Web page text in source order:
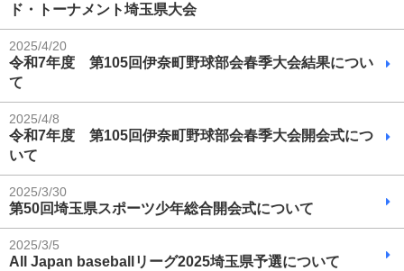
ド・トーナメント埼玉県大会
2025/4/20
令和7年度 第105回伊奈町野球部会春季大会結果につい
て
2025/4/8
令和7年度 第105回伊奈町野球部会春季大会開会式につ
いて
2025/3/30
第50回埼玉県スポーツ少年総合開会式について
2025/3/5
All Japan baseballリーグ2025埼玉県予選について